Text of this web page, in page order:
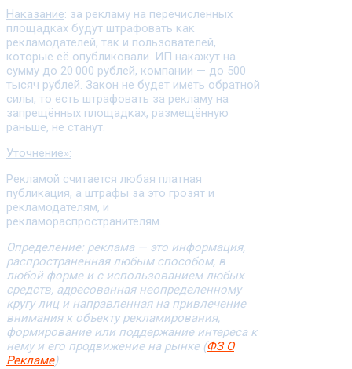
Наказание: за рекламу на перечисленных
площадках будут штрафовать как
рекламодателей, так и пользователей,
которые её опубликовали. ИП накажут на
сумму до 20 000 рублей, компании — до 500
тысяч рублей. Закон не будет иметь обратной
силы, то есть штрафовать за рекламу на
запрещённых площадках, размещённую
раньше, не станут.
Уточнение»:
Рекламой считается любая платная
публикация, а штрафы за это грозят и
рекламодателям, и
рекламораспространителям.
Определение: реклама — это информация,
распространенная любым способом, в
любой форме и с использованием любых
средств, адресованная неопределенному
кругу лиц и направленная на привлечение
внимания к объекту рекламирования,
формирование или поддержание интереса к
нему и его продвижение на рынке (ФЗ О
Рекламе).